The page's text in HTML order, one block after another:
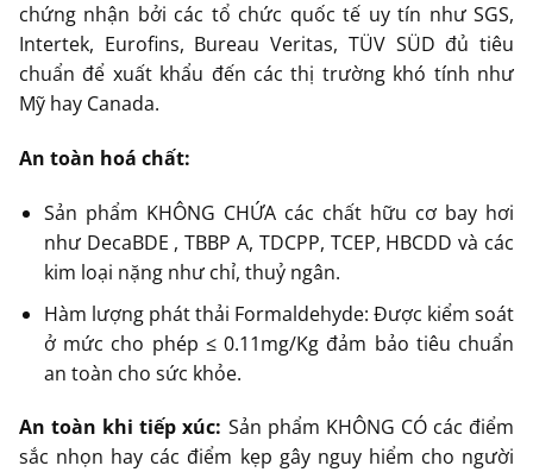
chứng nhận bởi các tổ chức quốc tế uy tín như SGS,
Intertek, Eurofins, Bureau Veritas, TÜV SÜD đủ tiêu
chuẩn để xuất khẩu đến các thị trường khó tính như
Mỹ hay Canada.
An toàn hoá chất:
Sản phẩm KHÔNG CHỨA các chất hữu cơ bay hơi
như DecaBDE , ТВВР А, TDCPP, TCEP, HBCDD và các
kim loại nặng như chỉ, thuỷ ngân.
Hàm lượng phát thải Formaldehyde: Được kiểm soát
ở mức cho phép ≤ 0.11mg/Kg đảm bảo tiêu chuẩn
an toàn cho sức khỏe.
An toàn khi tiếp xúc: Sản phẩm KHÔNG CÓ các điểm
sắc nhọn hay các điểm kẹp gây nguy hiểm cho người